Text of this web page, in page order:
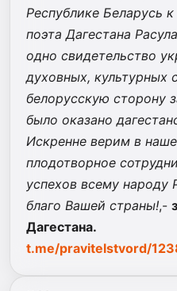
Республике Беларусь
поэта Дагестана
одно свидетельство
духовных, культурных
белорусскую сторону
было оказано
Искренне верим в
плодотворное
успехов всему народу
благо Вашей страны!,-
Дагестана.
t.me/pravitelstvord/